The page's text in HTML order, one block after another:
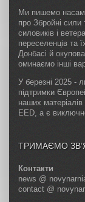
Ми пишемо
про Збройні сили
силовиків і
переселенців та
Донбасі й
оминаємо інші
У березні 2025 -
підтримки
наших
EED, а є
ТРИМАЄМО
Контакти
news @
contact @